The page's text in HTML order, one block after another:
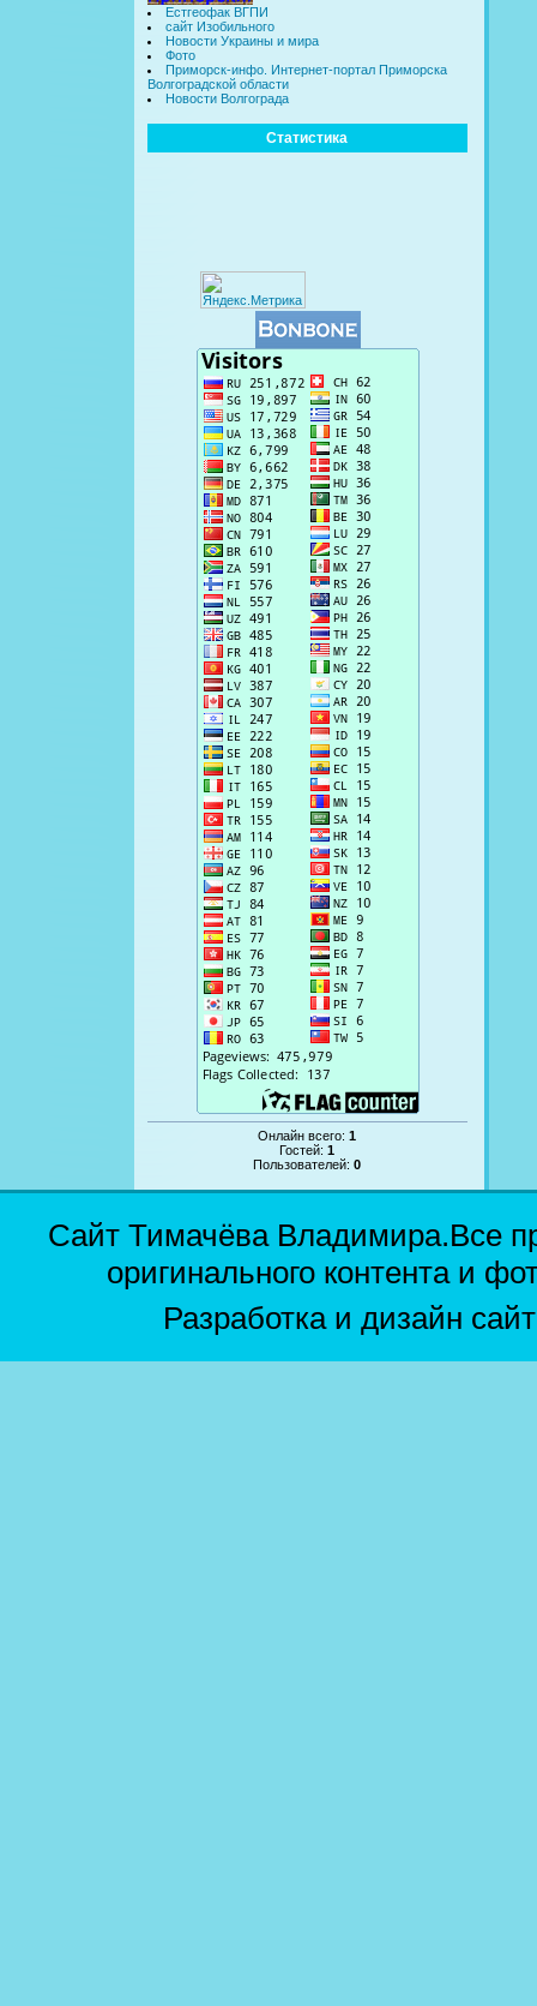
Естгеофак ВГПИ
сайт Изобильного
Новости Украины и мира
Фото
Приморск-инфо. Интернет-портал Приморска
Волгоградской области
Новости Волгограда
Статистика
Онлайн всего:1
Гостей:1
Пользователей:0
Сайт Тимачёва Владимира.Все
оригинального контента и
Разработка и дизайн